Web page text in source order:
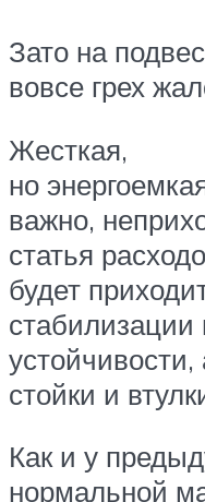
Зато на
вовсе грех
Жесткая,
но
важно,
статья
будет
стабилизации
устойчивости,
стойки и
Как и у
нормальной